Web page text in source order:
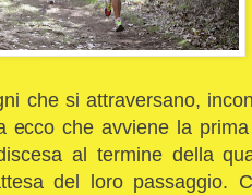
che si attraversano,
ecco che avviene la
al termine della
del loro passaggio.